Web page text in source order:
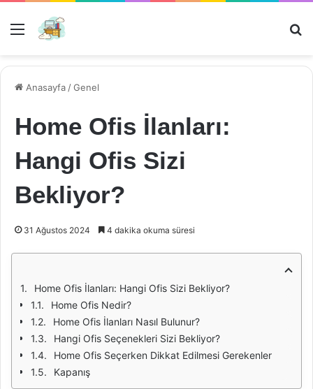
Menü
Anasayfa /Genel
Home Ofis İlanları:
Hangi Ofis Sizi
Bekliyor?
31 Ağustos 2024 4 dakika okuma süresi
Home Ofis İlanları: Hangi Ofis Sizi Bekliyor?
Home Ofis Nedir?
Home Ofis İlanları Nasıl Bulunur?
Hangi Ofis Seçenekleri Sizi Bekliyor?
Home Ofis Seçerken Dikkat Edilmesi Gerekenler
Kapanış